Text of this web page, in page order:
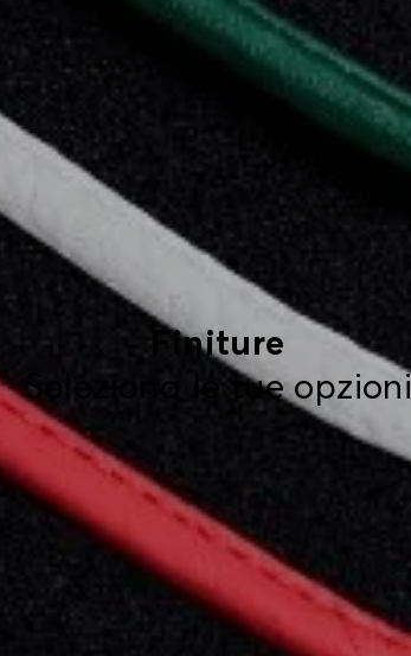
Finiture
Seleziona le tue opzioni